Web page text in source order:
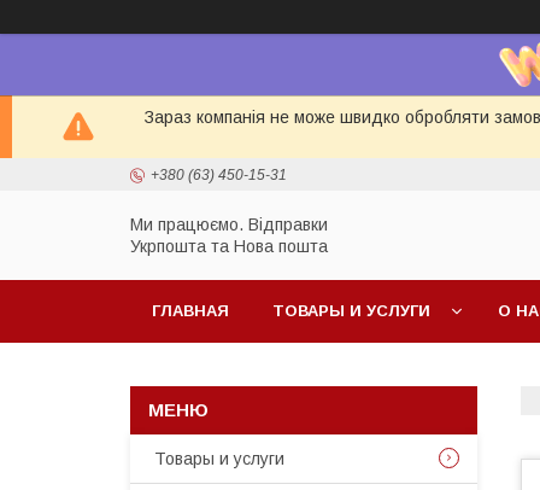
Зараз компанія не може швидко обробляти
+380 (63) 450-15-31
Ми працюємо. Відправки
Укрпошта та Нова пошта
ГЛАВНАЯ ТОВАРЫ И УСЛУГИ О
Товары и услуги